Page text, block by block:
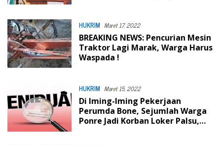
HUKRIM Maret 17, 2022
BREAKING NEWS: Pencurian Mesin
Traktor Lagi Marak, Warga Harus
Waspada !
HUKRIM Maret 15, 2022
Di Iming-Iming Pekerjaan
Perumda Bone, Sejumlah Warga
Ponre Jadi Korban Loker Palsu,